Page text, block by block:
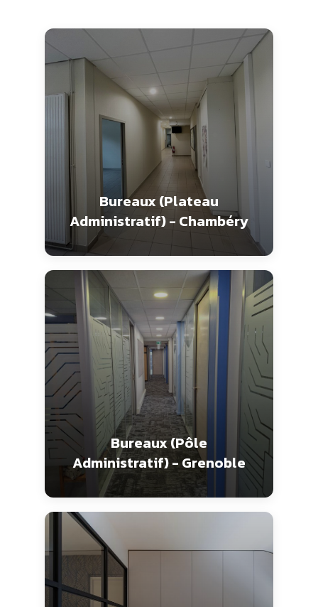
Bureaux (Plateau
Administratif) - Chambéry
Bureaux (Pôle
Administratif) - Grenoble